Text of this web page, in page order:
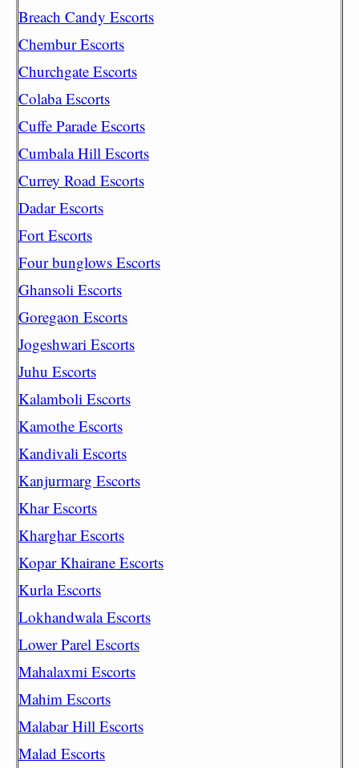
Breach Candy Escorts
Chembur Escorts
Churchgate Escorts
Colaba Escorts
Cuffe Parade Escorts
Cumbala Hill Escorts
Currey Road Escorts
Dadar Escorts
Fort Escorts
Four bunglows Escorts
Ghansoli Escorts
Goregaon Escorts
Jogeshwari Escorts
Juhu Escorts
Kalamboli Escorts
Kamothe Escorts
Kandivali Escorts
Kanjurmarg Escorts
Khar Escorts
Kharghar Escorts
Kopar Khairane Escorts
Kurla Escorts
Lokhandwala Escorts
Lower Parel Escorts
Mahalaxmi Escorts
Mahim Escorts
Malabar Hill Escorts
Malad Escorts